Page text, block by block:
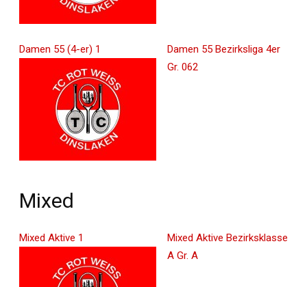
Damen 55 (4-er) 1
Damen 55 Bezirksliga 4er
Gr. 062
Mixed
Mixed Aktive 1
Mixed Aktive Bezirksklasse
A Gr. A